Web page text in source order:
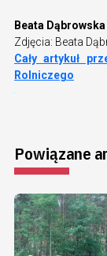
Beata Dąbrowska
Zdjęcia: Beata
Cały artykuł
Rolniczego
Powiązane